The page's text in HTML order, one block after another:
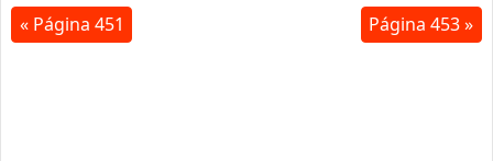
« Página 451 Página 453 »